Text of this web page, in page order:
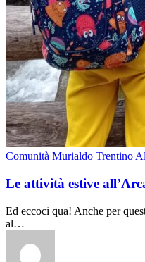
Comunità Murialdo Trentino
Le attività estive
Ed eccoci qua! Anche per
al…